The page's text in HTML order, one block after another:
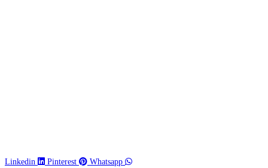
Linkedin Pinterest Whatsapp